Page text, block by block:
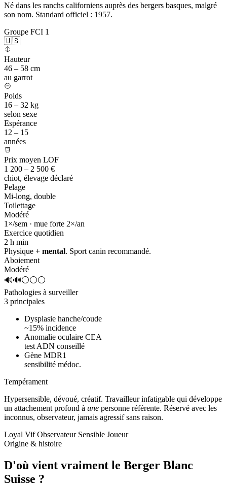
Né dans les ranchs californiens auprès des bergers basques, malgré
son nom. Standard officiel : 1957.
Groupe FCI 1
🇺🇸
Hauteur
46 – 58 cm
au garrot
Poids
16 – 32 kg
selon sexe
Espérance
12 – 15
années
Prix moyen LOF
1 200 – 2 500 €
chiot, élevage déclaré
Pelage
Mi-long, double
Toilettage
Modéré
1×/sem · mue forte 2×/an
Exercice quotidien
2 h min
Physique + mental. Sport canin recommandé.
Aboiement
Modéré
🔊🔊⚪⚪⚪
Pathologies à surveiller
3 principales
Dysplasie hanche/coude
~15% incidence
Anomalie oculaire CEA
test ADN conseillé
Gène MDR1
sensibilité médoc.
Tempérament
Hypersensible, dévoué, créatif. Travailleur infatigable qui développe
un attachement profond à une personne référente. Réservé avec les
inconnus, observateur, jamais agressif sans raison.
Loyal Vif Observateur Sensible Joueur
Origine & histoire
D'où vient vraiment le Berger Blanc
Suisse ?